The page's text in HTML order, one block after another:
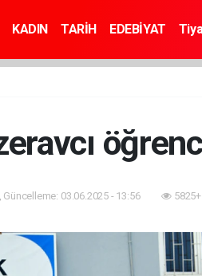
KADIN TARİH EDEBİYAT
Güncelleme: 03.06.2025 - 13:56